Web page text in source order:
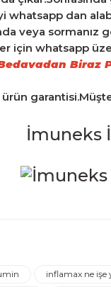
whatsapp dan
veya sormanız
için whatsapp
Biraz
İmuneks
inflamax ne işe